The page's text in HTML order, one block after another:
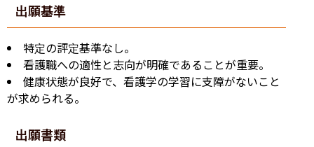
出願基準
特定の評定基準なし。
看護職への適性と志向が明確であることが重要。
健康状態が良好で、看護学の学習に支障がないこと
が求められる。
出願書類